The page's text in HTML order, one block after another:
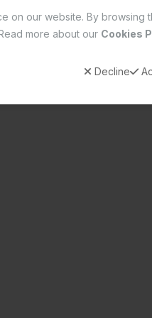
on our website. By browsing
more about our Cookies
Decline